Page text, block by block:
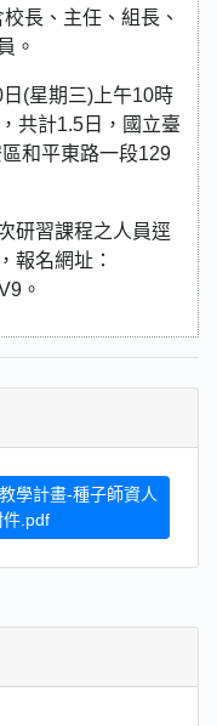
長、主任、組長、
。
(星期三)上午10時
共計1.5日，國立臺
和平東路一段129
研習課程之人員逕
報名網址：
。
學計畫-種子師資人
件.pdf